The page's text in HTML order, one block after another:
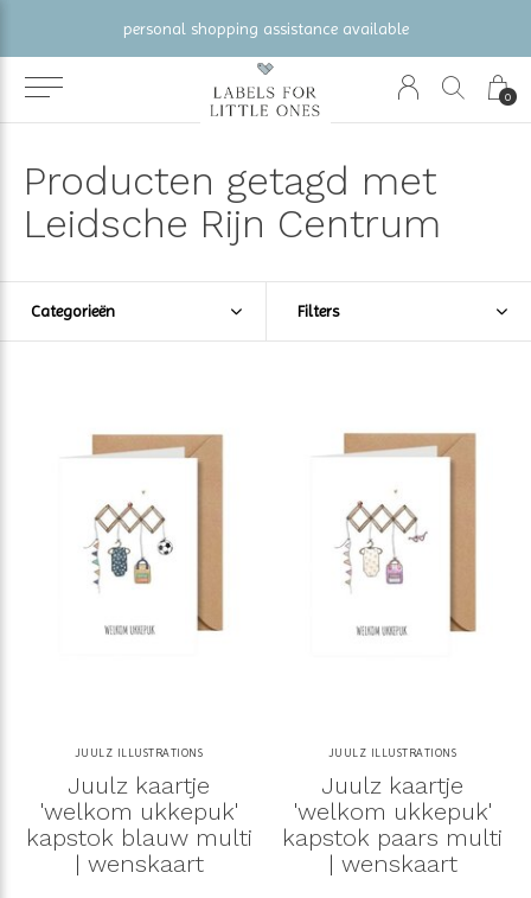
0
personal shopping assistance available
Producten getagd met
Leidsche Rijn Centrum
Categorieën Filters
JUULZ ILLUSTRATIONS
Juulz kaartje
'welkom ukkepuk'
kapstok blauw multi
| wenskaart
JUULZ ILLUSTRATIONS
Juulz kaartje
'welkom ukkepuk'
kapstok paars multi
| wenskaart